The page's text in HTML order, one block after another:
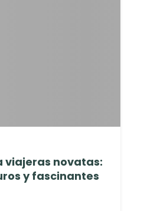
viajeras novatas:
y fascinantes